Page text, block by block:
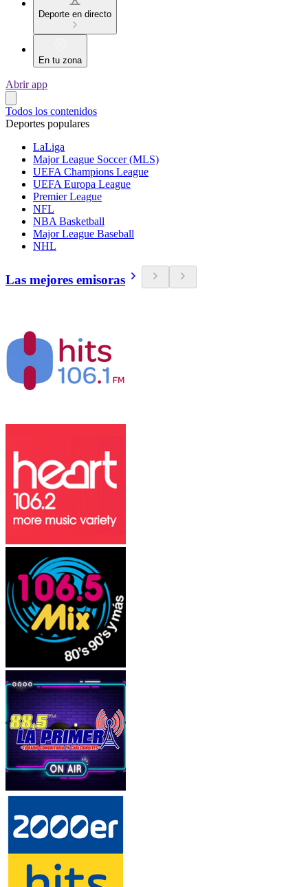
Deporte en directo
En tu zona
Abrir app
Todos los contenidos
Deportes populares
LaLiga
Major League Soccer (MLS)
UEFA Champions League
UEFA Europa League
Premier League
NFL
NBA Basketball
Major League Baseball
NHL
Las mejores emisoras